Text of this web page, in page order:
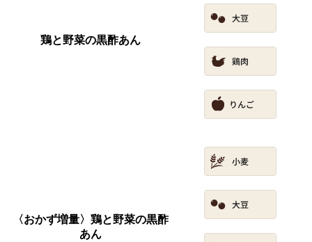
鶏と野菜の黒酢あん
〈おかず増量〉鶏と野菜の黒酢
あん